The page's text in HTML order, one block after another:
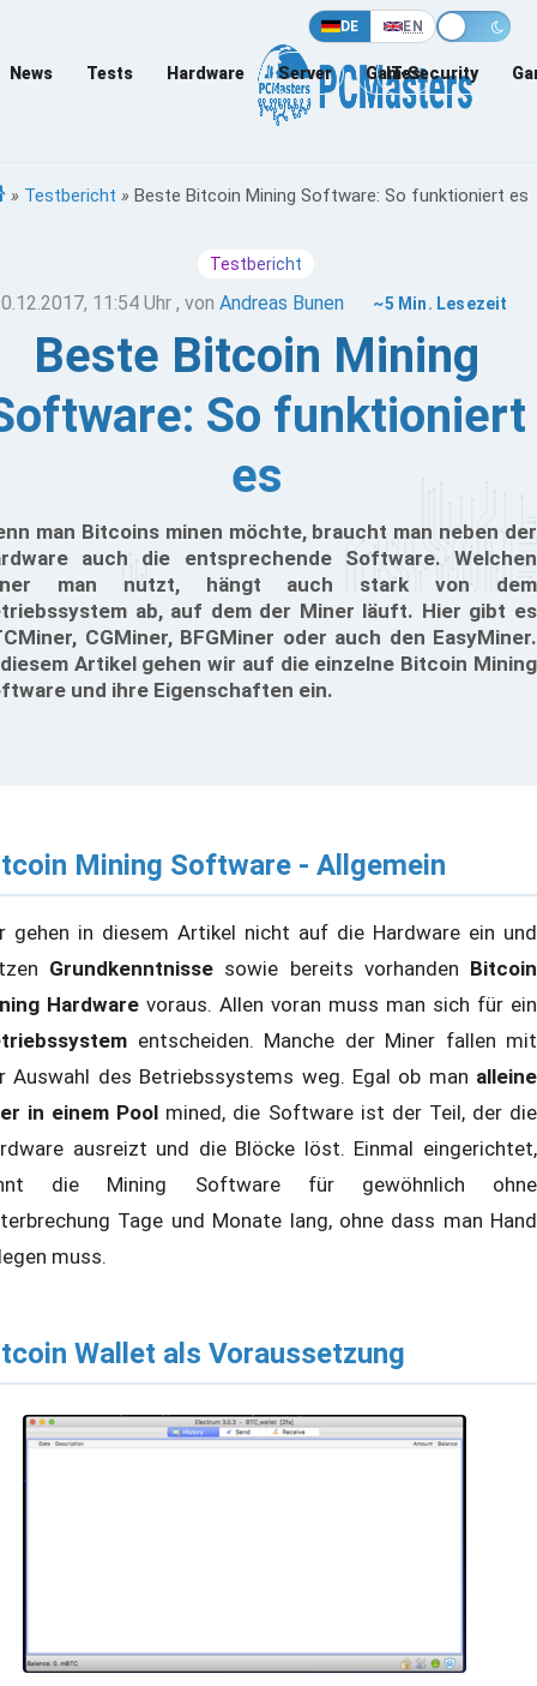
DE EN
News Tests Hardware Server Games
IT-Security
» Testbericht » Beste Bitcoin Mining Software: So funktioniert es
Testbericht
11:54 Uhr , vonAndreas Bunen ~5 Min. Lesezeit
Beste Bitcoin Mining
So funktioniert
es
man Bitcoins minen möchte, braucht man neben der
auch die entsprechende Software. Welchen
man nutzt, hängt auch stark von dem
ab, auf dem der Miner läuft. Hier gibt es
CGMiner, BFGMiner oder auch den EasyMiner.
Artikel gehen wir auf die einzelne Bitcoin Mining
und ihre Eigenschaften ein.
Mining Software - Allgemein
gehen in diesem Artikel nicht auf die Hardware ein und
Grundkenntnisse sowie bereits vorhanden Bitcoin
Hardware voraus. Allen voran muss man sich für ein
entscheiden. Manche der Miner fallen mit
Auswahl des Betriebssystems weg. Egal ob man alleine
in einem Pool mined, die Software ist der Teil, der die
ausreizt und die Blöcke löst. Einmal eingerichtet,
die Mining Software für gewöhnlich ohne
Tage und Monate lang, ohne dass man Hand
muss.
Wallet als Voraussetzung